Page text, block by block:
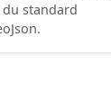
standard